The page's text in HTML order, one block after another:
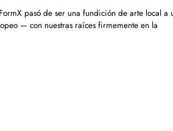
pasó de ser una fundición de arte local a
— con nuestras raíces firmemente en la